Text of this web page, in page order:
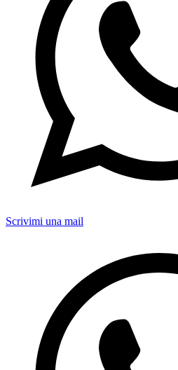
Scrivimi una mail